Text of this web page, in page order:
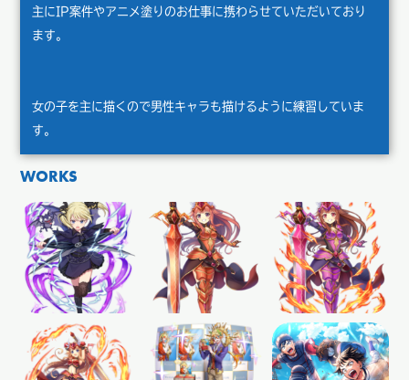
主にIP案件やアニメ塗りのお仕事に携わらせていただいており
ます。
女の子を主に描くので男性キャラも描けるように練習していま
す。
WORKS